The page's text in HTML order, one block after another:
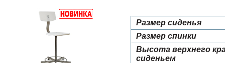
Размер сиденья
Размер спинки
Высота верхнего
сиденьем